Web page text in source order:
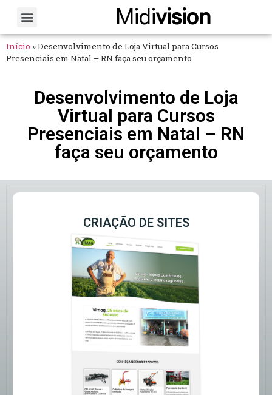
Midivision
Início »Desenvolvimento de Loja Virtual para Cursos
Presenciais em Natal – RN faça seu orçamento
Desenvolvimento de Loja
Virtual para Cursos
Presenciais em Natal – RN
faça seu orçamento
CRIAÇÃO DE SITES